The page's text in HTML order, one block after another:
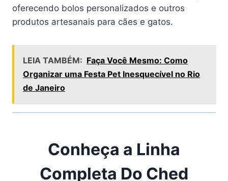
oferecendo bolos personalizados e outros
produtos artesanais para cães e gatos.
LEIA TAMBÉM: Faça Você Mesmo: Como
Organizar uma Festa Pet Inesquecível no Rio
de Janeiro
Conheça a Linha
Completa Do Ched